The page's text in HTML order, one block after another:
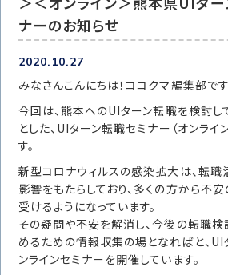
P-maneコラム
ニュース
転職をお考えの方へ
転職エージェントサービス
転職相談会
転職者の声
キャリア採用をお考えの企
選ばれる４つの理由
ナーのお知らせ
2020.10.27
みなさんこんにちは！ココクマ編集部です
今回は、熊本へのUIターン転職を検討し
とした、UIターン転職セミナー（オンライ
す。
新型コロナウィルスの感染拡大は、転職
影響をもたらしており、多くの方から不
受けるようになっています。
その疑問や不安を解消し、今後の転職
めるための情報収集の場となればと、UI
ンラインセミナーを開催しています。